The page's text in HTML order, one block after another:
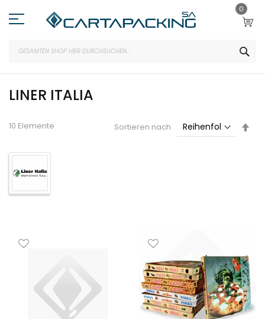
Inhalt
springen
0
LINER ITALIA
10 Elemente Sortieren nach